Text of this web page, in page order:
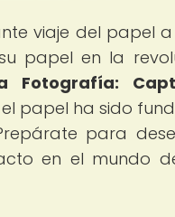
viaje del papel
papel en la
Fotografía:
papel ha sido
para
en el mundo